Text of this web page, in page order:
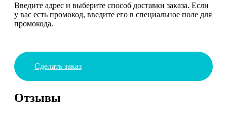
Введите адрес и выберите способ доставки заказа. Если
у вас есть промокод, введите его в специальное поле для
промокода.
Сделать заказ
Отзывы